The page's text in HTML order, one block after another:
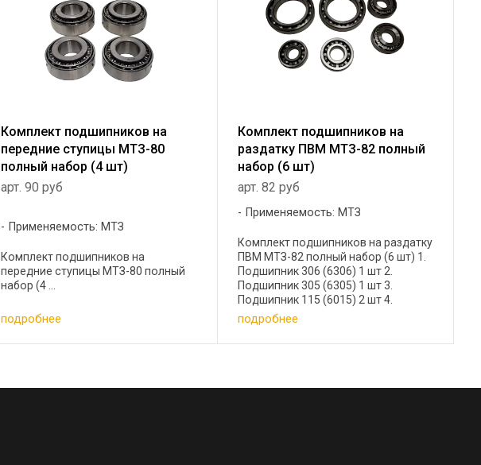
Комплект подшипников на
передние ступицы МТЗ-80
полный набор (4 шт)
арт. 90 руб
Применяемость: МТЗ
Комплект подшипников на
передние ступицы МТЗ-80 полный
набор (4 ...
подробнее
Комплект подшипников на
раздатку ПВМ МТЗ-82 полный
набор (6 шт)
арт. 82 руб
Применяемость: МТЗ
Комплект подшипников на раздатку
ПВМ МТЗ-82 полный набор (6 шт) 1.
Подшипник 306 (6306) 1 шт 2.
Подшипник 305 (6305) 1 шт 3.
Подшипник 115 (6015) 2 шт 4.
Подшипник 7306 (30306)
конический 2 ...
подробнее